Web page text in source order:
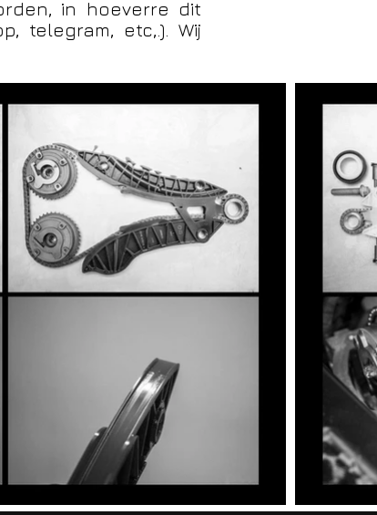
in hoeverre dit
telegram, etc,.). Wij